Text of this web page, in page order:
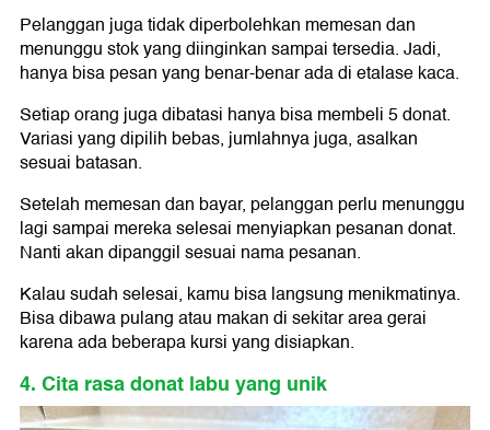
Pelanggan juga tidak diperbolehkan memesan dan
menunggu stok yang diinginkan sampai tersedia. Jadi,
hanya bisa pesan yang benar-benar ada di etalase kaca.
Setiap orang juga dibatasi hanya bisa membeli 5 donat.
Variasi yang dipilih bebas, jumlahnya juga, asalkan
sesuai batasan.
Setelah memesan dan bayar, pelanggan perlu menunggu
lagi sampai mereka selesai menyiapkan pesanan donat.
Nanti akan dipanggil sesuai nama pesanan.
Kalau sudah selesai, kamu bisa langsung menikmatinya.
Bisa dibawa pulang atau makan di sekitar area gerai
karena ada beberapa kursi yang disiapkan.
4. Cita rasa donat labu yang unik